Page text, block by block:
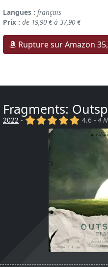
Langues : français
Prix : de 19,90 € à 37,90 €
Rupture sur Amazon
Fragments:
2022 - (x) (x) (x) (x) (x)
4.6 -4